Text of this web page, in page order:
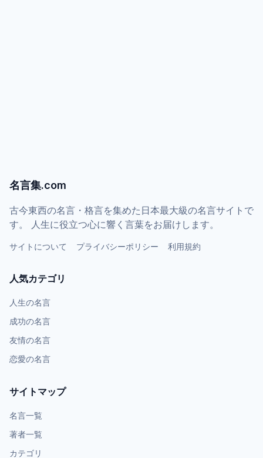
名言集.com
古今東西の名言・格言を集めた日本最大級の名言サイトで
す。 人生に役立つ心に響く言葉をお届けします。
サイトについて プライバシーポリシー 利用規約
人気カテゴリ
人生の名言
成功の名言
友情の名言
恋愛の名言
サイトマップ
名言一覧
著者一覧
カテゴリ